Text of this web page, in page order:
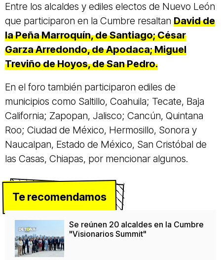
Entre los alcaldes y ediles electos de Nuevo León
que participaron en la Cumbre resaltan David de
la Peña Marroquín, de Santiago; César
Garza Arredondo, de Apodaca; Miguel
Treviño de Hoyos, de San Pedro.
En el foro también participaron ediles de
municipios como Saltillo, Coahuila; Tecate, Baja
California; Zapopan, Jalisco; Cancún, Quintana
Roo; Ciudad de México, Hermosillo, Sonora y
Naucalpan, Estado de México, San Cristóbal de
las Casas, Chiapas, por mencionar algunos.
Te recomendamos
Se reúnen 20 alcaldes en la Cumbre
"Visionarios Summit"